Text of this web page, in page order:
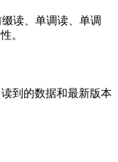
读、单调读、单调
。
读到的数据和最新版本